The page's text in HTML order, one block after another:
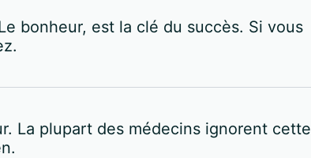
bonheur, est la clé du succès. Si vous
La plupart des médecins ignorent cette